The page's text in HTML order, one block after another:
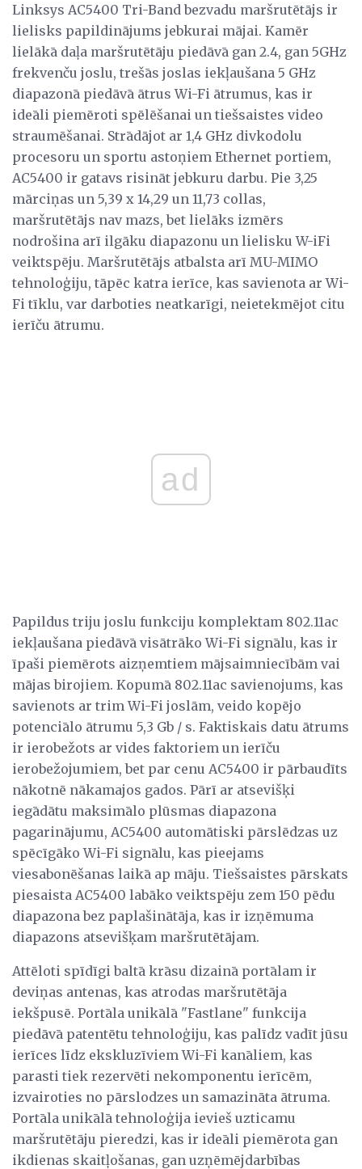
Linksys AC5400 Tri-Band bezvadu maršrutētājs ir
lielisks papildinājums jebkurai mājai. Kamēr
lielākā daļa maršrutētāju piedāvā gan 2.4, gan 5GHz
frekvenču joslu, trešās joslas iekļaušana 5 GHz
diapazonā piedāvā ātrus Wi-Fi ātrumus, kas ir
ideāli piemēroti spēlēšanai un tiešsaistes video
straumēšanai. Strādājot ar 1,4 GHz divkodolu
procesoru un sportu astoņiem Ethernet portiem,
AC5400 ir gatavs risināt jebkuru darbu. Pie 3,25
mārciņas un 5,39 x 14,29 un 11,73 collas,
maršrutētājs nav mazs, bet lielāks izmērs
nodrošina arī ilgāku diapazonu un lielisku W-iFi
veiktspēju. Maršrutētājs atbalsta arī MU-MIMO
tehnoloģiju, tāpēc katra ierīce, kas savienota ar Wi-
Fi tīklu, var darboties neatkarīgi, neietekmējot citu
ierīču ātrumu.
ad
Papildus triju joslu funkciju komplektam 802.11ac
iekļaušana piedāvā visātrāko Wi-Fi signālu, kas ir
īpaši piemērots aizņemtiem mājsaimniecībām vai
mājas birojiem. Kopumā 802.11ac savienojums, kas
savienots ar trim Wi-Fi joslām, veido kopējo
potenciālo ātrumu 5,3 Gb / s. Faktiskais datu ātrums
ir ierobežots ar vides faktoriem un ierīču
ierobežojumiem, bet par cenu AC5400 ir pārbaudīts
nākotnē nākamajos gados. Pārī ar atsevišķi
iegādātu maksimālo plūsmas diapazona
pagarinājumu, AC5400 automātiski pārslēdzas uz
spēcīgāko Wi-Fi signālu, kas pieejams
viesabonēšanas laikā ap māju. Tiešsaistes pārskats
piesaista AC5400 labāko veiktspēju zem 150 pēdu
diapazona bez paplašinātāja, kas ir izņēmuma
diapazons atsevišķam maršrutētājam.
Attēloti spīdīgi baltā krāsu dizainā portālam ir
deviņas antenas, kas atrodas maršrutētāja
iekšpusē. Portāla unikālā "Fastlane" funkcija
piedāvā patentētu tehnoloģiju, kas palīdz vadīt jūsu
ierīces līdz ekskluzīviem Wi-Fi kanāliem, kas
parasti tiek rezervēti nekomponentu ierīcēm,
izvairoties no pārslodzes un samazināta ātruma.
Portāla unikālā tehnoloģija ievieš uzticamu
maršrutētāju pieredzi, kas ir ideāli piemērota gan
ikdienas skaitļošanas, gan uzņēmējdarbības